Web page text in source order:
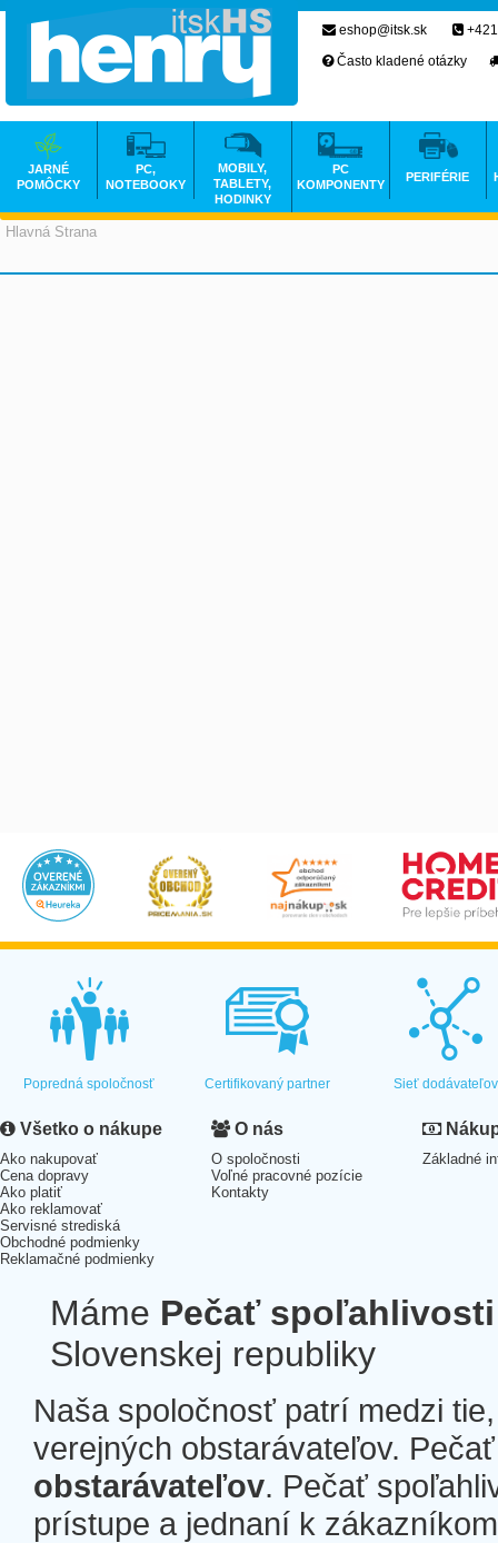
Hlavná Strana
eshop@itsk.sk
Často kladené otázky
JARNÉ
POMÔCKY
PC,
NOTEBOOKY
MOBILY,
TABLETY,
HODINKY
PC
KOMPONENTY
PERIFÉRIE
Popredná spoločnosť Certifikovaný partner Sieť dodávateľov
Všetko o nákupe
Ako nakupovať
Cena dopravy
Ako platiť
Ako reklamovať
Servisné strediská
Obchodné podmienky
Reklamačné podmienky
O nás
O spoločnosti
Voľné pracovné pozície
Kontakty
Základné
Máme Pečať spoľahlivosti
Slovenskej republiky
Naša spoločnosť patrí medzi
verejných obstarávateľov.
obstarávateľov. Pečať
prístupe a jednaní k